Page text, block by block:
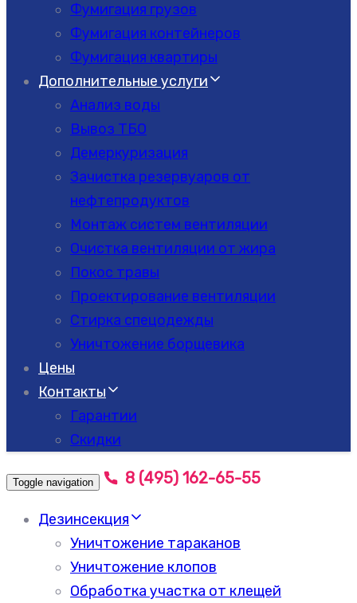
Фумигация грузов
Фумигация контейнеров
Фумигация квартиры
Дополнительные услуги
Анализ воды
Вывоз ТБО
Демеркуризация
Зачистка резервуаров от
нефтепродуктов
Монтаж систем вентиляции
Очистка вентиляции от жира
Покос травы
Проектирование вентиляции
Стирка спецодежды
Уничтожение борщевика
Цены
Контакты
Гарантии
Скидки
Toggle navigation 8 (495) 162-65-55
Дезинсекция
Уничтожение тараканов
Уничтожение клопов
Обработка участка от клещей